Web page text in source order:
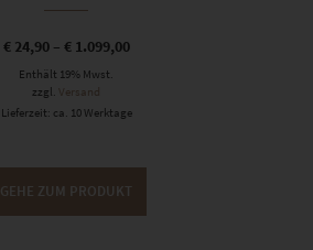
€24,90– €1.099,00
Enthält 19% Mwst.
zzgl. Versand
Lieferzeit: ca. 10 Werktage
GEHE ZUM PRODUKT